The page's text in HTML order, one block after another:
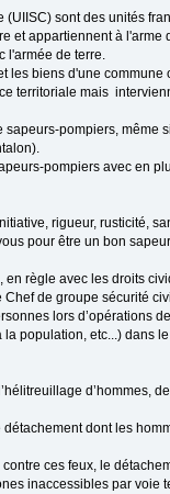
sont des unités
et appartiennent à l'arme
l'armée de terre.
les biens d'une commune
territoriale mais
pompiers, même
pompiers avec en
rigueur, rusticité,
pour être un bon
règle avec les droits
de groupe sécurité
lors d’opérations
population, etc...) dans
d’hommes,
dont les
ces feux, le
inaccessibles par voie